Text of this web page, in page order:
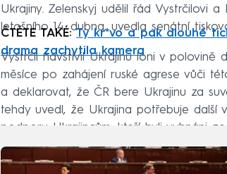
Ukrajiny. Zelenskyj udělil řád Vystrčilovi
letošního 14. dubna, uvedla senátní
ČTĚTE TAKÉ:Ty kr*vo a pak dlouhé
drama zachytila kamera
Vystrčil navštívil Ukrajinu loni v polovině
měsíce po zahájení ruské agrese vůči
a deklarovat, že ČR bere Ukrajinu za
tehdy uvedl, že Ukrajina potřebuje další
podporu Ukrajincům, kteří byli vyhnáni